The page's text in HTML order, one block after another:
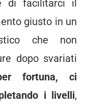
di facilitarci il
giusto in un
che non
dopo svariati
fortuna, ci
i livelli,